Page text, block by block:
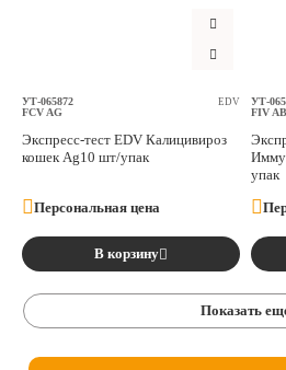
УТ-065872
FCV AG
EDV
Экспресс-тест EDV Калицивироз
кошек Ag10 шт/упак
Персональная цена
В корзину
УТ-
FIV AB
упак
Показать